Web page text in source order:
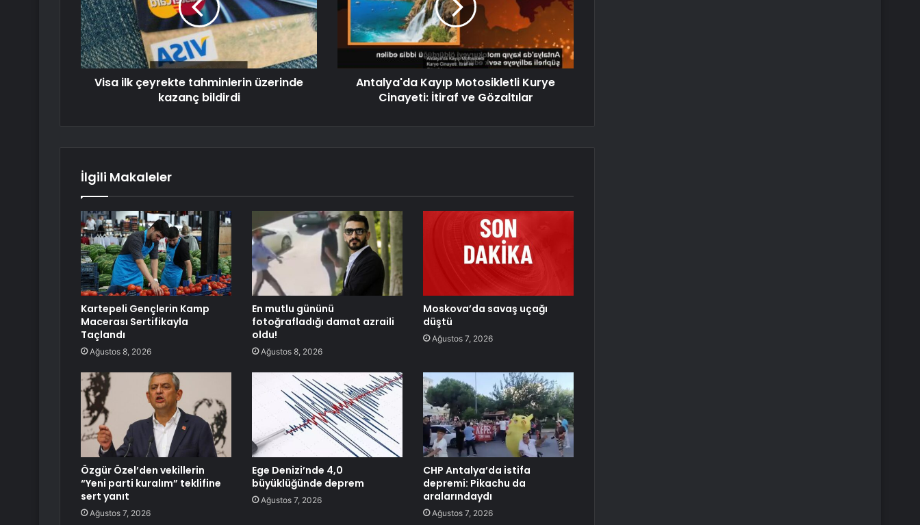
Visa ilk çeyrekte tahminlerin üzerinde
kazanç bildirdi
Antalya'da Kayıp Motosikletli Kurye
Cinayeti: İtiraf ve Gözaltılar
İlgili Makaleler
Kartepeli Gençlerin Kamp
Macerası Sertifikayla
Taçlandı
Ağustos 8, 2026
En mutlu gününü
fotoğrafladığı damat azraili
oldu!
Ağustos 8, 2026
Moskova’da savaş uçağı
düştü
Ağustos 7, 2026
Özgür Özel’den vekillerin
“Yeni parti kuralım” teklifine
sert yanıt
Ağustos 7, 2026
Ege Denizi’nde 4,0
büyüklüğünde deprem
Ağustos 7, 2026
CHP Antalya’da istifa
depremi: Pikachu da
aralarındaydı
Ağustos 7, 2026